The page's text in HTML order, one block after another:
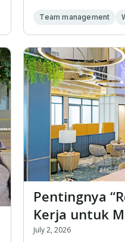
Team management
Pentingnya
Kerja untuk
dan
July 2, 2026